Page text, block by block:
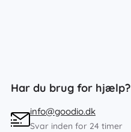
Har du brug for hjælp?
info@goodio.dk
Svar inden for 24 timer